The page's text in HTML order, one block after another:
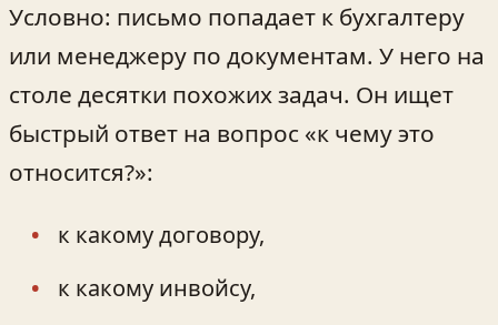
Условно: письмо попадает к бухгалтеру
или менеджеру по документам. У него на
столе десятки похожих задач. Он ищет
быстрый ответ на вопрос «к чему это
относится?»:
к какому договору,
к какому инвойсу,